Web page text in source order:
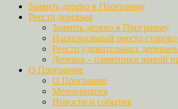
Заявить дерево в Программу
Реестр деревьев
Заявить дерево в Программу
Национальный реестр
Реестр удивительных
Деревья – памятники живой
О Программе
О Программе
Мероприятия
Новости и события